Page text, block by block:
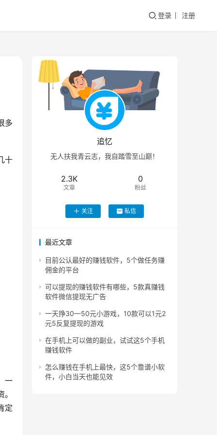
登录 注册
多
十
一
定
追忆
无人扶我青云志，我自踏雪至山巅！
2.3K
文章
0
粉丝
关注 私信
最近文章
目前公认最好的赚钱软件，5个做任务赚
佣金的平台
可以提现的赚钱软件有哪些，5款真赚钱
软件微信提现无广告
一天挣30—50元小游戏，10款可以1元2
元5反复提现的游戏
在手机上可以做的副业，试试这5个手机
赚钱软件
怎么赚钱在手机上最快，这5个靠谱小软
件，小白当天也能见效